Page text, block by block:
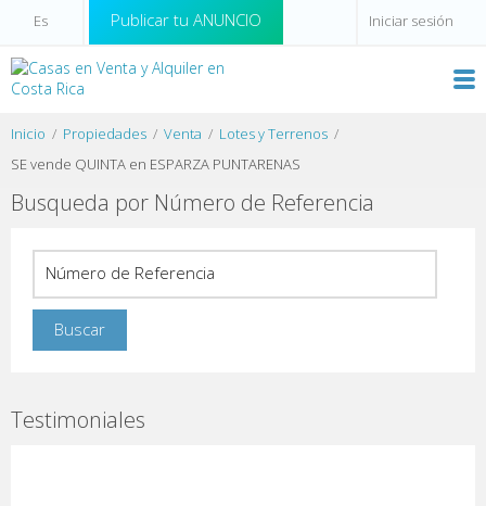
Publicar tu ANUNCIO Iniciar sesión
Inicio Propiedades Venta
Lotes y Terrenos
SE vende QUINTA en ESPARZA PUNTARENAS
Busqueda por Número de Referencia
Testimoniales